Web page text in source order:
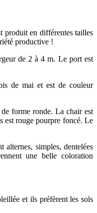
produit en différentes tailles
productive !
de 2 à 4 m. Le port est
de mai et est de couleur
forme ronde. La chair est
est rouge pourpre foncé. Le
alternes, simples, dentelées
une belle coloration
et ils préfèrent les sols